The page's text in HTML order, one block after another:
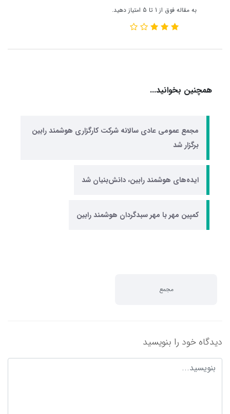
به مقاله فوق از 1 تا 5 امتیاز دهید.
همچنین بخوانید...
مجمع عمومی عادی سالانه شرکت کارگزاری هوشمند رابین
برگزار شد
ایده‌های هوشمند رابین، دانش‌بنیان شد
کمپین مهر با مهر سبدگردان هوشمند رابین
مجمع
دیدگاه خود را بنویسید